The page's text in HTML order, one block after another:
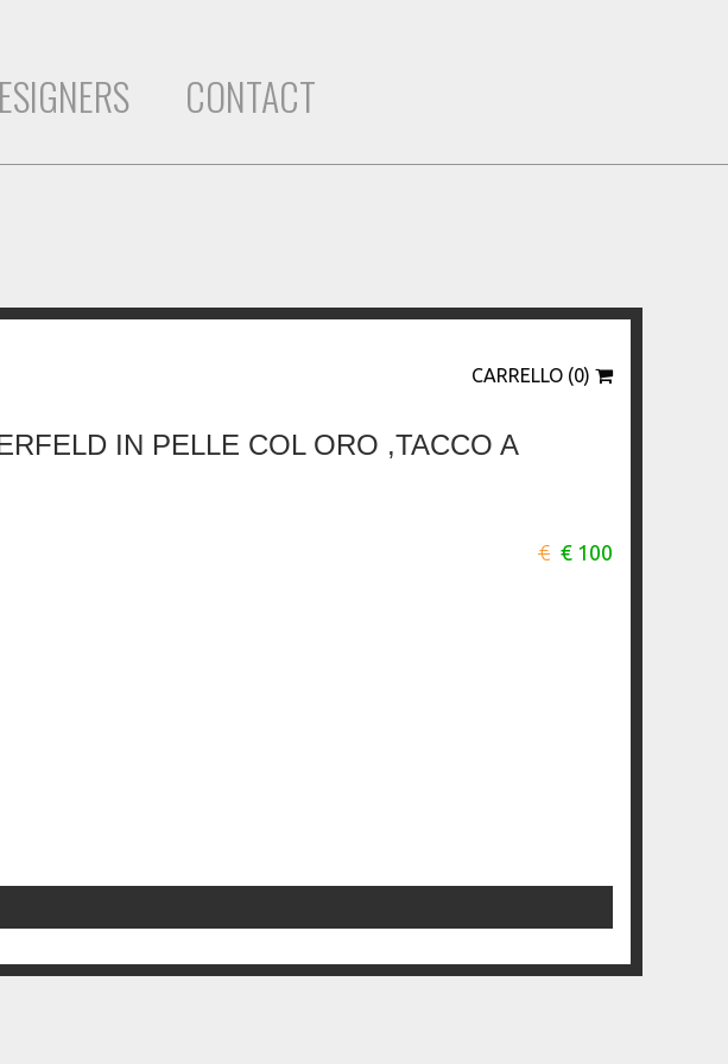
CONTACT
CARRELLO (0)
IN PELLE COL ORO ,TACCO A
€ € 100